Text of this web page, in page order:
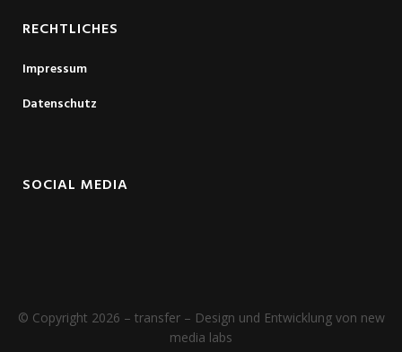
RECHTLICHES
Impressum
Datenschutz
SOCIAL MEDIA
© Copyright 2026 – transfer – Design und Entwicklung von new
media labs